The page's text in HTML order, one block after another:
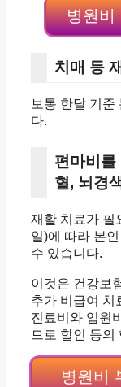
병원비
치매 등
보통 한달 기준
다.
편마비를
혈, 뇌경
재활 치료가 필
일)에 따라 본
수 있습니다.
이것은 건강보
추가 비급여 치
진료비와 입원
므로 할인 등의
병원비